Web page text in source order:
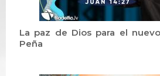
La paz de Dios para el
Peña